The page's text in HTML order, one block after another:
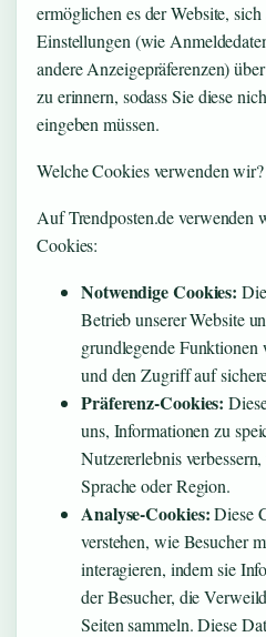
ermöglichen es der Website,
Einstellungen (wie
andere Anzeigepräferenzen)
zu erinnern, sodass Sie diese
eingeben müssen.
Welche Cookies verwenden wir?
Auf Trendposten.de verwenden
Cookies:
Notwendige Cookies:
Betrieb unserer Website
grundlegende
und den Zugriff auf
Präferenz-Cookies:
uns, Informationen zu
Nutzererlebnis
Sprache oder Region.
Analyse-Cookies:Diese
verstehen, wie Besucher
interagieren, indem sie
der Besucher, die
Seiten sammeln. Diese